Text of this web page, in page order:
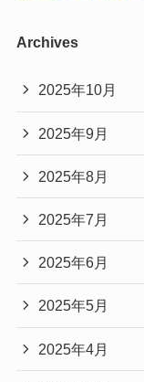
Archives
2025年10月
2025年9月
2025年8月
2025年7月
2025年6月
2025年5月
2025年4月